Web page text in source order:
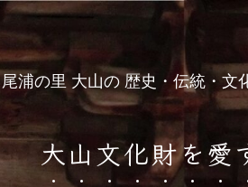
尾浦の里 大山の 歴史・伝統・文
大山文化財を愛